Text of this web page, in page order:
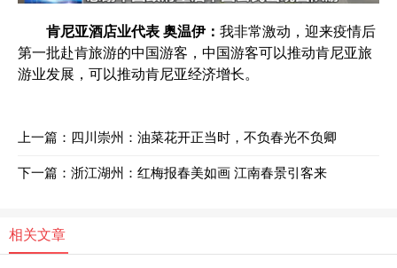
肯尼亚酒店业代表 奥温伊： 我非常激动，迎来疫情后
第一批赴肯旅游的中国游客，中国游客可以推动肯尼亚旅
游业发展，可以推动肯尼亚经济增长。
上一篇： 四川崇州：油菜花开正当时，不负春光不负卿
下一篇： 浙江湖州：红梅报春美如画 江南春景引客来
相关文章